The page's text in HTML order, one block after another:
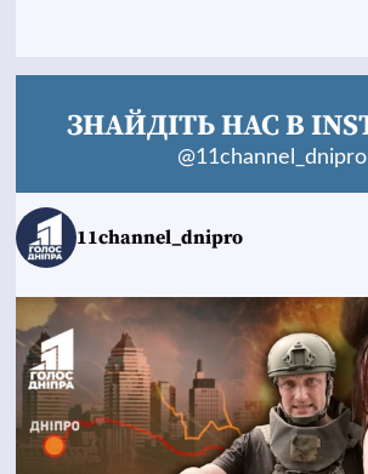
ЗНАЙДІТЬ НАС В
@11channel_dnipro
11channel_dnipro